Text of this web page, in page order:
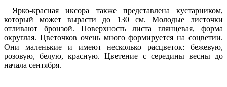
Ярко-красная иксора также представлена кустарником,
который может вырасти до 130 см. Молодые листочки
отливают бронзой. Поверхность листа глянцевая, форма
округлая. Цветочков очень много формируется на соцветии.
Они маленькие и имеют несколько расцветок: бежевую,
розовую, белую, красную. Цветение с середины весны до
начала сентября.